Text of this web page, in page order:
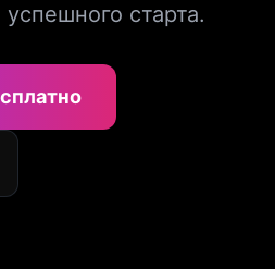
старта.